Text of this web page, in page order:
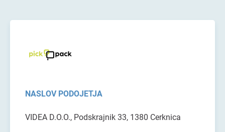
NASLOV PODOJETJA
VIDEA D.O.O., Podskrajnik 33, 1380 Cerknica